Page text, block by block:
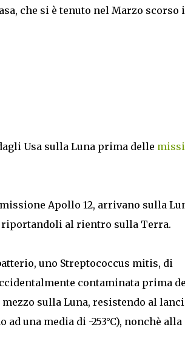
che si è tenuto nel Marzo scorso
Usa sulla Luna prima delle
Apollo 12, arrivano sulla
riportandoli al rientro sulla Terra.
uno Streptococcus mitis, di
contaminata prima
sulla Luna, resistendo al
una media di -253°C), nonchè alla